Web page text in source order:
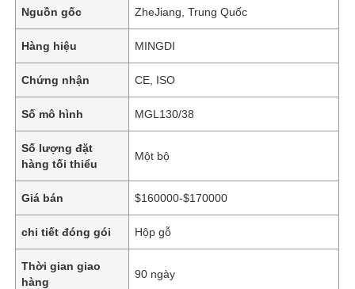
Nguồn gốc ZheJiang, Trung Quốc
Hàng hiệu MINGDI
Chứng nhận CE, ISO
Số mô hình MGL130/38
Số lượng đặt
hàng tối thiểu
Một bộ
Giá bán $160000-$170000
chi tiết đóng gói Hộp gỗ
Thời gian giao
hàng
90 ngày